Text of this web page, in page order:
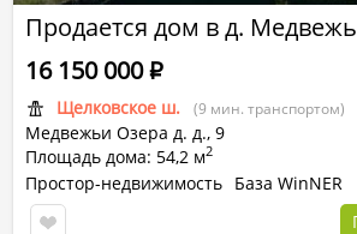
Продается дом в д.
Щелковское ш. (9 мин. транспортом)
Медвежьи Озера д. д., 9
Площадь дома: 54,2 м2
16 150 000Р
Простор-недвижимость База WinNER